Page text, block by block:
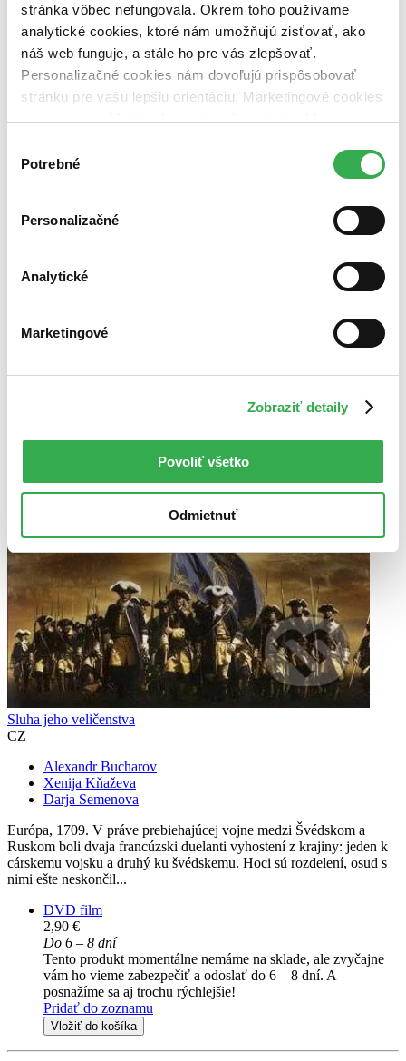
stránka vôbec nefungovala. Okrem toho používame
analytické cookies, ktoré nám umožňujú zisťovať, ako
náš web funguje, a stále ho pre vás zlepšovať.
Personalizačné cookies nám dovoľujú prispôsobovať
stránku pre vašu lepšiu orientáciu. Marketingové cookies
nám zas umožňujú zobrazenie relevantnej reklamy.
nám pomohlo, keby sme mohli používať všetky tieto
súhlasu
Potrebné
Personalizačné
Analytické
Marketingové
Zobraziť detaily
Povoliť všetko
Odmietnuť
Bestsellery
Novinky
Najdrahšie
Sluha jeho veličenstva
CZ
Alexandr Bucharov
Xenija Kňaževa
Darja Semenova
Európa, 1709. V práve prebiehajúcej vojne medzi Švédskom a
Ruskom boli dvaja francúzski duelanti vyhostení z krajiny: jeden k
cárskemu vojsku a druhý ku švédskemu. Hoci sú rozdelení, osud s
nimi ešte neskončil...
DVD film
2,90 €
Do 6 – 8 dní
Tento produkt momentálne nemáme na sklade, ale zvyčajne
vám ho vieme zabezpečiť a odoslať do 6 – 8 dní. A
posnažíme sa aj trochu rýchlejšie!
Pridať do zoznamu
Vložiť do košíka